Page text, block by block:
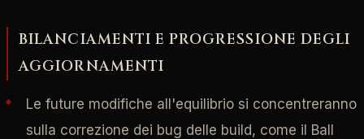
BILANCIAMENTI E PROGRESSIONE DEGLI
AGGIORNAMENTI
Le future modifiche all'equilibrio si concentreranno
sulla correzione dei bug delle build, come il Ball